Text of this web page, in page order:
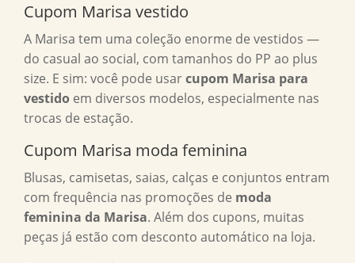
Cupom Marisa vestido
A Marisa tem uma coleção enorme de vestidos —
do casual ao social, com tamanhos do PP ao plus
size. E sim: você pode usarcupom Marisa para
vestido em diversos modelos, especialmente nas
trocas de estação.
Cupom Marisa moda feminina
Blusas, camisetas, saias, calças e conjuntos entram
com frequência nas promoções de moda
feminina da Marisa. Além dos cupons, muitas
peças já estão com desconto automático na loja.